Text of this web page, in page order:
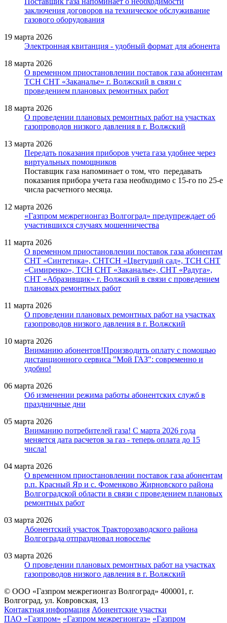
заключения договоров на техническое обслуживание
газового оборудования
19 марта 2026
Электронная квитанция - удобный формат для абонента
18 марта 2026
О временном приостановлении поставок газа абонентам
ТСН СНТ «Заканалье» г. Волжский в связи с
проведением плановых ремонтных работ
18 марта 2026
О проведении плановых ремонтных работ на участках
газопроводов низкого давления в г. Волжский
13 марта 2026
Передать показания приборов учета газа удобнее через
виртуальных помощников
Поставщик газа напоминает о том, что передавать
показания прибора учета газа необходимо с 15-го по 25-е
числа расчетного месяца.
12 марта 2026
«Газпром межрегионгаз Волгоград» предупреждает об
участившихся случаях мошенничества
11 марта 2026
О временном приостановлении поставок газа абонентам
СНТ «Синтетика», СНТСН «Цветущий сад», ТСН СНТ
«Симиренко», ТСН СНТ «Заканалье», СНТ «Радуга»,
СНТ «Абразивщик» г. Волжский в связи с проведением
плановых ремонтных работ
11 марта 2026
О проведении плановых ремонтных работ на участках
газопроводов низкого давления в г. Волжский
10 марта 2026
Вниманию абонентов!Производить оплату с помощью
дистанционного сервиса "Мой ГАЗ": современно и
удобно!
06 марта 2026
Об изменении режима работы абонентских служб в
праздничные дни
05 марта 2026
Вниманию потребителей газа! С марта 2026 года
меняется дата расчетов за газ - теперь оплата до 15
числа!
04 марта 2026
О временном приостановлении поставок газа абонентам
р.п. Красный Яр и с. Фоменково Жирновского района
Волгоградской области в связи с проведением плановых
ремонтных работ
03 марта 2026
Абонентский участок Тракторозаводского района
Волгограда отпраздновал новоселье
03 марта 2026
О проведении плановых ремонтных работ на участках
газопроводов низкого давления в г. Волжский
© ООО «Газпром межрегионгаз Волгоград» 400001, г.
Волгоград, ул. Ковровская, 13
Контактная информация Абонентские участки
ПАО «Газпром» «Газпром межрегионгаз» «Газпром